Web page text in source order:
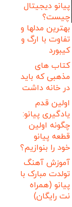
پیانو دیجیتال
چیست؟
بهترین مدلها و
تفاوت با ارگ و
کیبورد
کتاب های
مذهبی که باید
در خانه داشت
اولین قدم
یادگیری پیانو:
چگونه اولین
قطعه پیانو
خود را بنوازیم؟
آموزش آهنگ
تولدت مبارک با
پیانو (همراه
نت رایگان)